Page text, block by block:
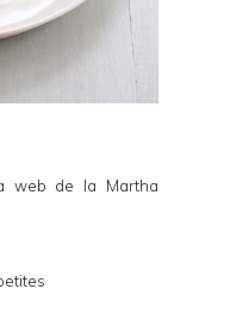
web de la Martha